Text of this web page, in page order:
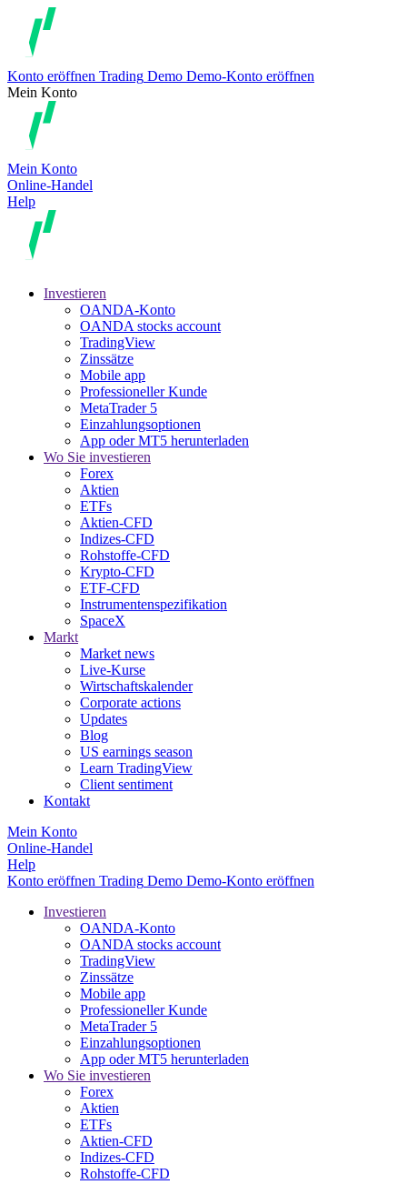
Konto eröffnen Trading Demo Demo-Konto eröffnen
Mein Konto
Mein Konto
Online-Handel
Help
Investieren
OANDA-Konto
OANDA stocks account
TradingView
Zinssätze
Mobile app
Professioneller Kunde
MetaTrader 5
Einzahlungsoptionen
App oder MT5 herunterladen
Wo Sie investieren
Forex
Aktien
ETFs
Aktien-CFD
Indizes-CFD
Rohstoffe-CFD
Krypto-CFD
ETF-CFD
Instrumentenspezifikation
SpaceX
Markt
Market news
Live-Kurse
Wirtschaftskalender
Corporate actions
Updates
Blog
US earnings season
Learn TradingView
Client sentiment
Kontakt
Mein Konto
Online-Handel
Help
Konto eröffnen Trading Demo Demo-Konto eröffnen
Investieren
OANDA-Konto
OANDA stocks account
TradingView
Zinssätze
Mobile app
Professioneller Kunde
MetaTrader 5
Einzahlungsoptionen
App oder MT5 herunterladen
Wo Sie investieren
Forex
Aktien
ETFs
Aktien-CFD
Indizes-CFD
Rohstoffe-CFD